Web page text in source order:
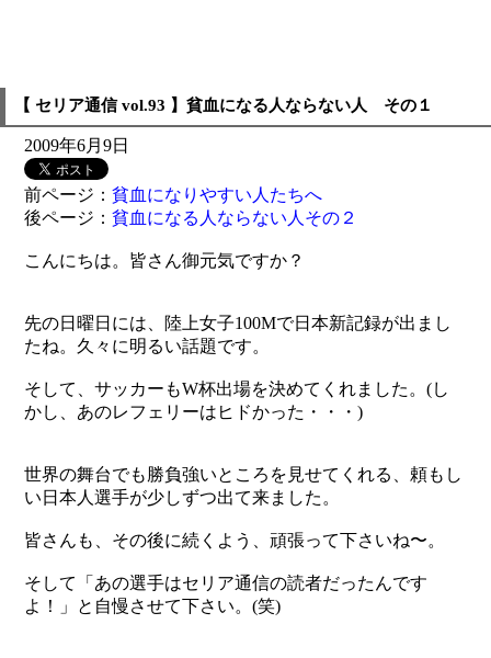
【 セリア通信 vol.93 】貧血になる人ならない人 その１
2009年6月9日
前ページ：貧血になりやすい人たちへ
後ページ：貧血になる人ならない人その２
こんにちは。皆さん御元気ですか？
先の日曜日には、陸上女子100Mで日本新記録が出まし
たね。久々に明るい話題です。
そして、サッカーもW杯出場を決めてくれました。(し
かし、あのレフェリーはヒドかった・・・)
世界の舞台でも勝負強いところを見せてくれる、頼もし
い日本人選手が少しずつ出て来ました。
皆さんも、その後に続くよう、頑張って下さいね〜。
そして「あの選手はセリア通信の読者だったんです
よ！」と自慢させて下さい。(笑)